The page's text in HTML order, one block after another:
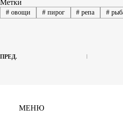
Метки
#овощи #пирог # репа #
ПРЕД.
МЕНЮ